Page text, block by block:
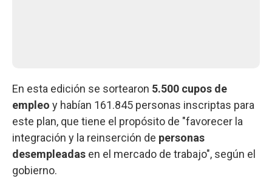
En esta edición se sortearon 5.500 cupos de
empleo y habían 161.845 personas inscriptas para
este plan, que tiene el propósito de "favorecer la
integración y la reinserción de personas
desempleadas en el mercado de trabajo", según el
gobierno.